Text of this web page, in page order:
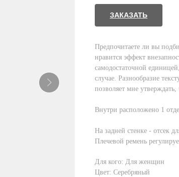
ЗАКАЗАТЬ
Предпочитаете ли вы
нравится эффект
самодостаточной
случае. Разнообразие
позволяет мне
Внутри расположено 1
На задней стенке - отсек
Плечевой ремень
Для кого: Для женщин
Цвет: Серебряный